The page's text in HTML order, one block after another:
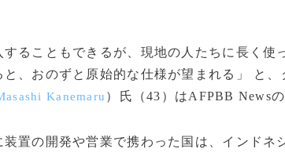
することもできるが、現地の人たちに長く使
、おのずと原始的な仕様が望まれる」 と
Kanemaru ）氏（43）はAFPBB News
置の開発や営業で携わった国は、インドネ